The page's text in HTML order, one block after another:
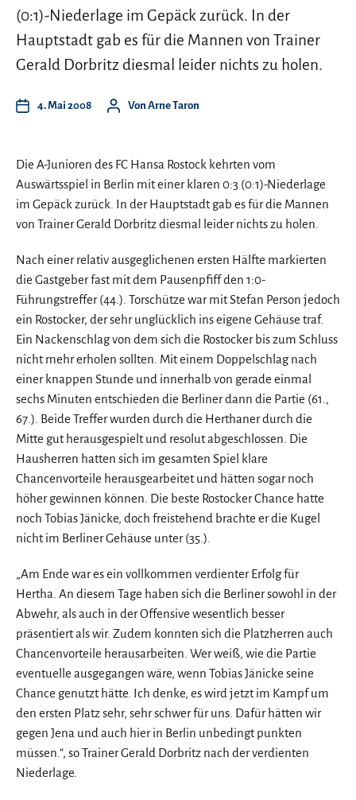
(0:1)-Niederlage im Gepäck zurück. In der
Hauptstadt gab es für die Mannen von Trainer
Gerald Dorbritz diesmal leider nichts zu holen.
4. Mai 2008 Von Arne Taron
Die A-Junioren des FC Hansa Rostock kehrten vom
Auswärtsspiel in Berlin mit einer klaren 0:3 (0:1)-Niederlage
im Gepäck zurück. In der Hauptstadt gab es für die Mannen
von Trainer Gerald Dorbritz diesmal leider nichts zu holen.
Nach einer relativ ausgeglichenen ersten Hälfte markierten
die Gastgeber fast mit dem Pausenpfiff den 1:0-
Führungstreffer (44.). Torschütze war mit Stefan Person jedoch
ein Rostocker, der sehr unglücklich ins eigene Gehäuse traf.
Ein Nackenschlag von dem sich die Rostocker bis zum Schluss
nicht mehr erholen sollten. Mit einem Doppelschlag nach
einer knappen Stunde und innerhalb von gerade einmal
sechs Minuten entschieden die Berliner dann die Partie (61.,
67.). Beide Treffer wurden durch die Herthaner durch die
Mitte gut herausgespielt und resolut abgeschlossen. Die
Hausherren hatten sich im gesamten Spiel klare
Chancenvorteile herausgearbeitet und hätten sogar noch
höher gewinnen können. Die beste Rostocker Chance hatte
noch Tobias Jänicke, doch freistehend brachte er die Kugel
nicht im Berliner Gehäuse unter (35.).
„Am Ende war es ein vollkommen verdienter Erfolg für
Hertha. An diesem Tage haben sich die Berliner sowohl in der
Abwehr, als auch in der Offensive wesentlich besser
präsentiert als wir. Zudem konnten sich die Platzherren auch
Chancenvorteile herausarbeiten. Wer weiß, wie die Partie
eventuelle ausgegangen wäre, wenn Tobias Jänicke seine
Chance genutzt hätte. Ich denke, es wird jetzt im Kampf um
den ersten Platz sehr, sehr schwer für uns. Dafür hätten wir
gegen Jena und auch hier in Berlin unbedingt punkten
müssen.“, so Trainer Gerald Dorbritz nach der verdienten
Niederlage.